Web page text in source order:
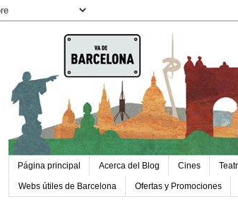
Página principal Acerca del Blog Cines
Webs útiles de Barcelona Ofertas y Promociones